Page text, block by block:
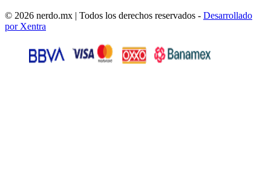
© 2026 nerdo.mx | Todos los derechos reservados - Desarrollado
por Xentra